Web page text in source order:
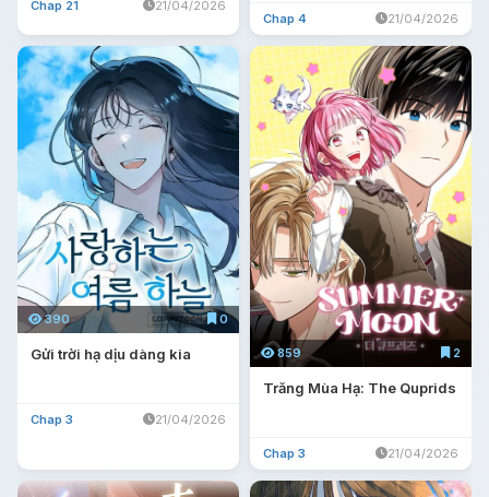
Chap 21 21/04/2026
Chap 4 21/04/2026
390 0
Gửi trời hạ dịu dàng kia
Chap 3 21/04/2026
859 2
Trăng Mùa Hạ: The Quprids
Chap 3 21/04/2026